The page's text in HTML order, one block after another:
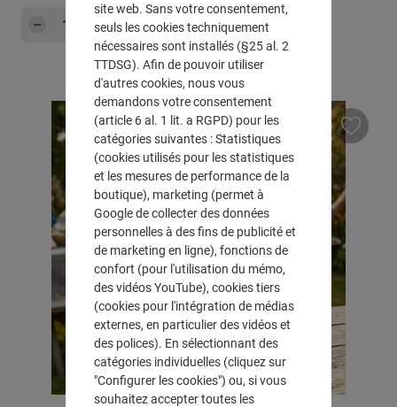
Quantité de produit : Entrez la quantité
Dans le panier
site web. Sans votre consentement,
seuls les cookies techniquement
nécessaires sont installés (§25 al. 2
TTDSG). Afin de pouvoir utiliser
d'autres cookies, nous vous
demandons votre consentement
(article 6 al. 1 lit. a RGPD) pour les
catégories suivantes : Statistiques
(cookies utilisés pour les statistiques
et les mesures de performance de la
boutique), marketing (permet à
Google de collecter des données
personnelles à des fins de publicité et
de marketing en ligne), fonctions de
confort (pour l'utilisation du mémo,
des vidéos YouTube), cookies tiers
(cookies pour l'intégration de médias
externes, en particulier des vidéos et
des polices). En sélectionnant des
catégories individuelles (cliquez sur
"Configurer les cookies") ou, si vous
souhaitez accepter toutes les